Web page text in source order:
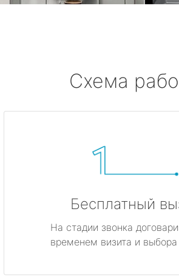
Схема
Бесплатный
На стадии звонка
временем визита и